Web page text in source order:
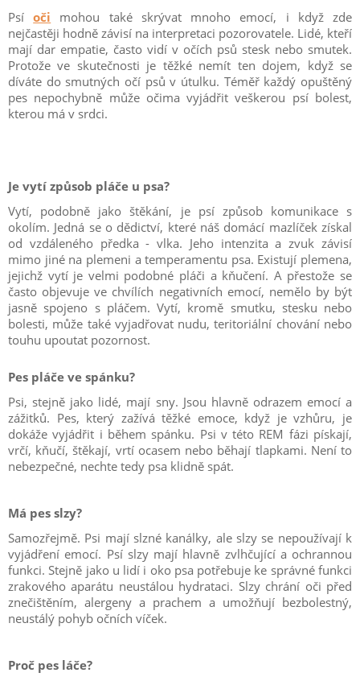
Psíoči mohou také skrývat mnoho emocí, i když zde
nejčastěji hodně závisí na interpretaci pozorovatele. Lidé, kteří
mají dar empatie, často vidí v očích psů stesk nebo smutek.
Protože ve skutečnosti je těžké nemít ten dojem, když se
díváte do smutných očí psů v útulku. Téměř každý opuštěný
pes nepochybně může očima vyjádřit veškerou psí bolest,
kterou má v srdci.
Je vytí způsob pláče u psa?
Vytí, podobně jako štěkání, je psí způsob komunikace s
okolím. Jedná se o dědictví, které náš domácí mazlíček získal
od vzdáleného předka - vlka. Jeho intenzita a zvuk závisí
mimo jiné na plemeni a temperamentu psa. Existují plemena,
jejichž vytí je velmi podobné pláči a kňučení. A přestože se
často objevuje ve chvílích negativních emocí, nemělo by být
jasně spojeno s pláčem. Vytí, kromě smutku, stesku nebo
bolesti, může také vyjadřovat nudu, teritoriální chování nebo
touhu upoutat pozornost.
Pes pláče ve spánku?
Psi, stejně jako lidé, mají sny. Jsou hlavně odrazem emocí a
zážitků. Pes, který zažívá těžké emoce, když je vzhůru, je
dokáže vyjádřit i během spánku. Psi v této REM fázi pískají,
vrčí, kňučí, štěkají, vrtí ocasem nebo běhají tlapkami. Není to
nebezpečné, nechte tedy psa klidně spát.
Má pes slzy?
Samozřejmě. Psi mají slzné kanálky, ale slzy se nepoužívají k
vyjádření emocí. Psí slzy mají hlavně zvlhčující a ochrannou
funkci. Stejně jako u lidí i oko psa potřebuje ke správné funkci
zrakového aparátu neustálou hydrataci. Slzy chrání oči před
znečištěním, alergeny a prachem a umožňují bezbolestný,
neustálý pohyb očních víček.
Proč pes láče?